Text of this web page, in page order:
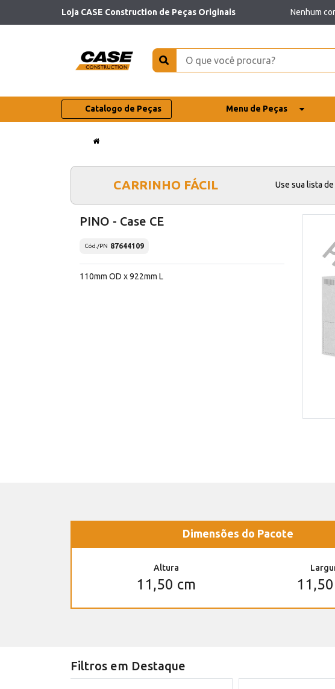
Loja CASE Construction de Peças Originais Nenhum
Catalogo de Peças Menu de Peças
CARRINHO FÁCIL Use sua lista
PINO - Case CE
Cód./PN 87644109
110mm OD x 922mm L
Dimensões do Pacote
Altura
11,50 cm
Filtros em Destaque